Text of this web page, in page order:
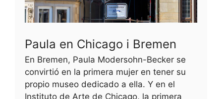
Paula en Chicago i Bremen
En Bremen, Paula Modersohn-Becker se
convirtió en la primera mujer en tener su
propio museo dedicado a ella. Y en el
Instituto de Arte de Chicago, la primera